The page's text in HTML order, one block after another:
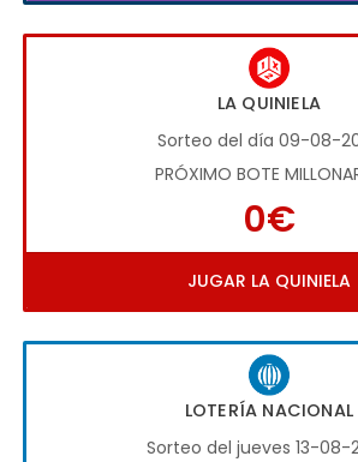
LA QUINIELA
Sorteo del día 09-08-
PRÓXIMO BOTE
0€
JUGAR LA QUINIELA
LOTERÍA NACIONAL
Sorteo del jueves 13-08-